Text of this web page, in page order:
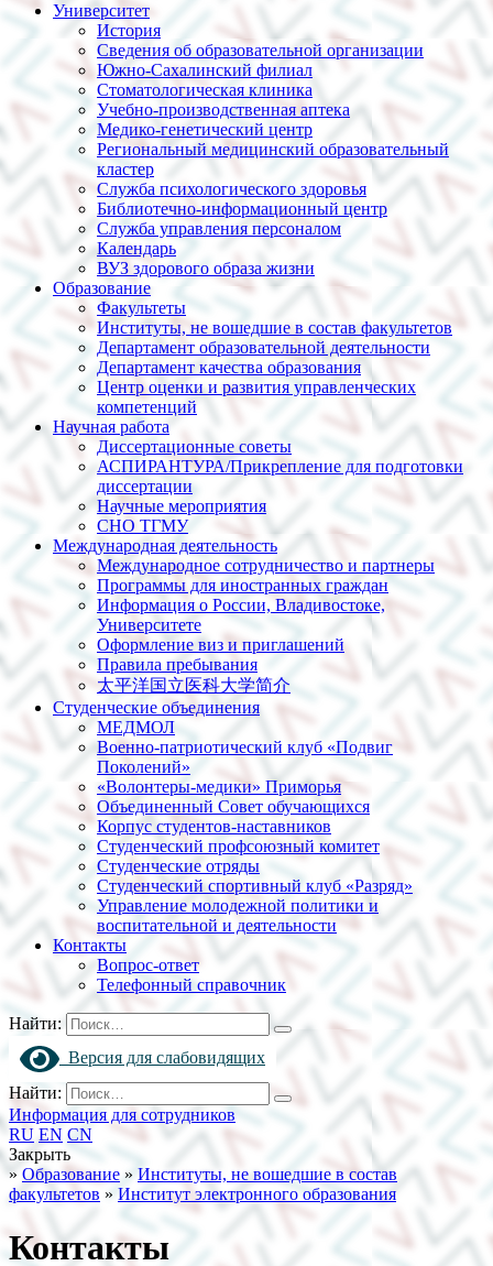
Университет
История
Сведения об образовательной организации
Южно-Сахалинский филиал
Стоматологическая клиника
Учебно-производственная аптека
Медико-генетический центр
Региональный медицинский образовательный
кластер
Служба психологического здоровья
Библиотечно-информационный центр
Служба управления персоналом
Календарь
ВУЗ здорового образа жизни
Образование
Факультеты
Институты, не вошедшие в состав факультетов
Департамент образовательной деятельности
Департамент качества образования
Центр оценки и развития управленческих
компетенций
Научная работа
Диссертационные советы
АСПИРАНТУРА/Прикрепление для подготовки
диссертации
Научные мероприятия
СНО ТГМУ
Международная деятельность
Международное сотрудничество и партнеры
Программы для иностранных граждан
Информация о России, Владивостоке,
Университете
Оформление виз и приглашений
Правила пребывания
太平洋国立医科大学简介
Студенческие объединения
МЕДМОЛ
Военно-патриотический клуб «Подвиг
Поколений»
«Волонтеры-медики» Приморья
Объединенный Совет обучающихся
Корпус студентов-наставников
Студенческий профсоюзный комитет
Студенческие отряды
Студенческий спортивный клуб «Разряд»
Управление молодежной политики и
воспитательной и деятельности
Контакты
Вопрос-ответ
Телефонный справочник
Найти:
Версия для слабовидящих
Найти:
Информация для сотрудников
RU EN CN
Закрыть
» Образование » Институты, не вошедшие в состав
факультетов » Институт электронного образования
Контакты